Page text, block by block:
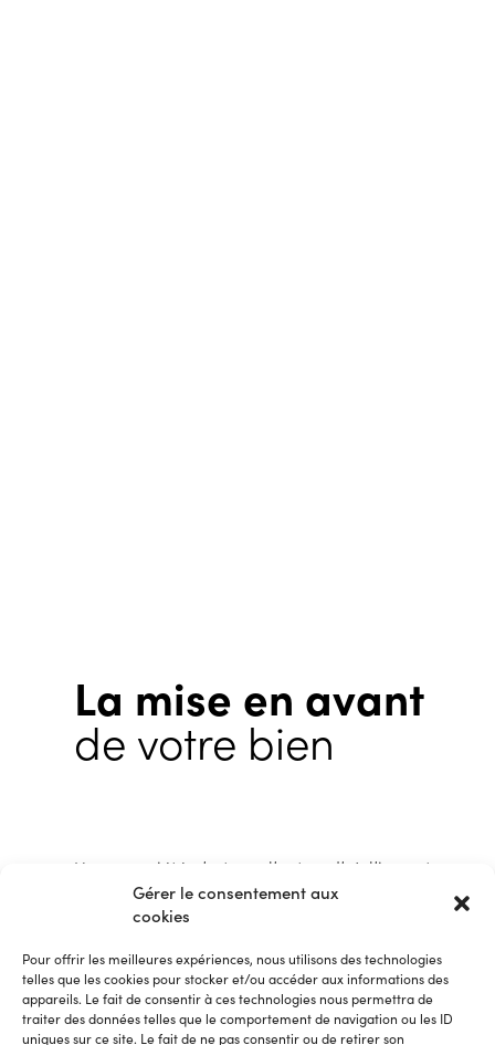
Gérer le consentement aux
cookies
Pour offrir les meilleures expériences, nous utilisons des technologies
telles que les cookies pour stocker et/ou accéder aux informations des
appareils. Le fait de consentir à ces technologies nous permettra de
traiter des données telles que le comportement de navigation ou les ID
uniques sur ce site. Le fait de ne pas consentir ou de retirer son
La mise en avant
de votre bien
Une propriété n’est pas l’autre, d’où l’importance
de s’adapter, d’innover, de se démarquer.
En s’appuyant sur les dernières tendances,
l’Immobilière STALPORT utilise des stratégies de
commercialisation novatrices et des outils